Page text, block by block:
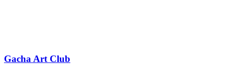
Gacha Art Club